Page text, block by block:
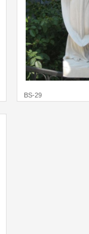
BS-29